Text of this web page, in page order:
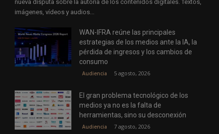
nueva disputa sobre la autoría de los contenidos digitales. Textos,
imágenes, vídeos y audios...
WAN-IFRA reúne las principales
estrategias de los medios ante la IA, la
pérdida de ingresos y los cambios de
consumo
Audiencia 5 agosto, 2026
El gran problema tecnológico de los
medios ya no es la falta de
herramientas, sino su desconexión
Audiencia 7 agosto, 2026